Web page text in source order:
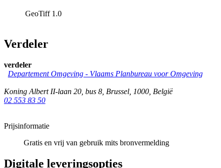
GeoTiff 1.0
Verdeler
verdeler
Departement Omgeving - Vlaams Planbureau voor Omgeving
Koning Albert II-laan 20, bus 8 Brussel 1000 België
02 553 83 50
Prijsinformatie
Gratis en vrij van gebruik mits bronvermelding
Digitale leveringsopties